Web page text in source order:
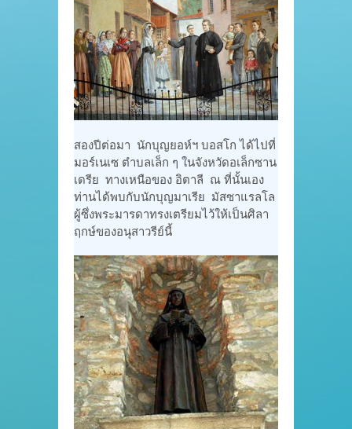
สองปีต่อมา นักบุญยอห์ฯ บอสโก ได้ไปที่
มอร์เนเซ ตำบลเล็ก ๆ ในจังหวัดอเล็กซาน
เดรีย ทางเหนือของ อิตาลี ณ ที่นั้นเอง
ท่านได้พบกับนักบุญมาเรีย มัสซาแรลโล
ผู้ซึ่งพระมารดาทรงเตรียมไว้ให้เป็นศิลา
ฤกษ์ของอนุสาวรีย์นี้